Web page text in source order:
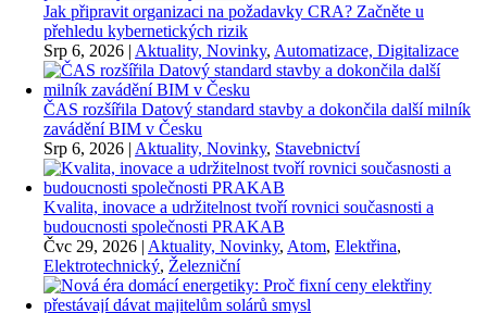
Jak připravit organizaci na požadavky CRA? Začněte u
přehledu kybernetických rizik
Srp 6, 2026 | Aktuality, Novinky, Automatizace, Digitalizace
ČAS rozšířila Datový standard stavby a dokončila další milník
zavádění BIM v Česku
Srp 6, 2026 | Aktuality, Novinky, Stavebnictví
Kvalita, inovace a udržitelnost tvoří rovnici současnosti a
budoucnosti společnosti PRAKAB
Čvc 29, 2026 | Aktuality, Novinky, Atom, Elektřina,
Elektrotechnický, Železniční